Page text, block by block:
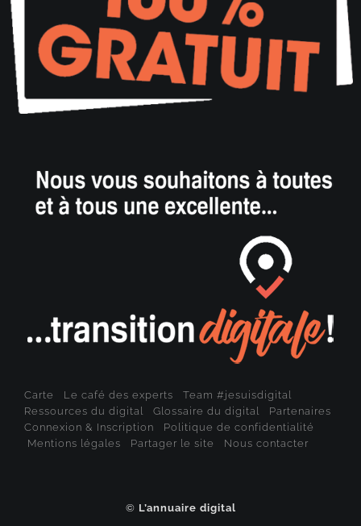
Carte Le café des experts
Team #jesuisdigital
Ressources du digital
Glossaire du digital
Partenaires
Connexion & Inscription
Politique de confidentialité
Mentions légales
Partager le site Nous contacter
© L’annuaire digital